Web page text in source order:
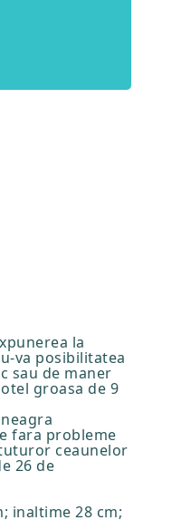
la
va posibilitatea
sau de maner
groasa de 9
fara probleme
ceaunelor
26 de
inaltime 28 cm;